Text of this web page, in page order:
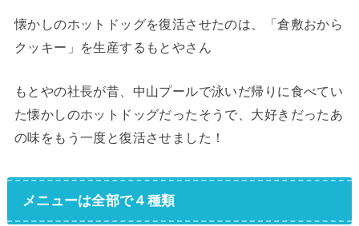
懐かしのホットドッグを復活させたのは、「倉敷おから
クッキー」を生産するもとやさん
もとやの社長が昔、中山プールで泳いだ帰りに食べてい
た懐かしのホットドッグだったそうで、大好きだったあ
の味をもう一度と復活させました！
メニューは全部で４種類